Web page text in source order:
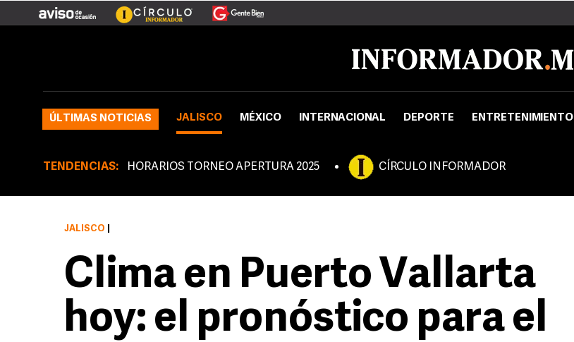
ÚLTIMAS NOTICIAS JALISCO MÉXICO INTERNACIONAL DEPORTE ENTRETENIMIENTO
TENDENCIAS: HORARIOS TORNEO APERTURA 2025 CÍRCULO INFORMADOR
JALISCO
Clima en Puerto Vallarta
hoy: el pronóstico para el